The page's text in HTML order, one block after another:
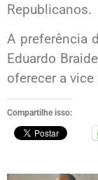
Republicanos.
A preferência
Eduardo
oferecer a vice
Compartilhe isso: